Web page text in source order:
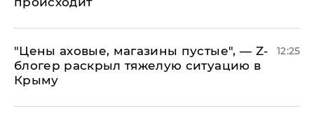
​"Цены аховые, магазины пустые", — Z-
блогер раскрыл тяжелую ситуацию в
Крыму
12:25